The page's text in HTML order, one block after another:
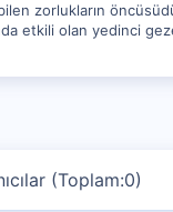
zorlukların
etkili olan yedinci
(Toplam:0)